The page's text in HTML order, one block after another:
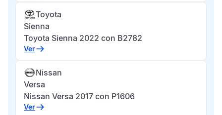
Toyota
Sienna
Toyota Sienna 2022 con B2782
Ver
Nissan
Versa
Nissan Versa 2017 con P1606
Ver